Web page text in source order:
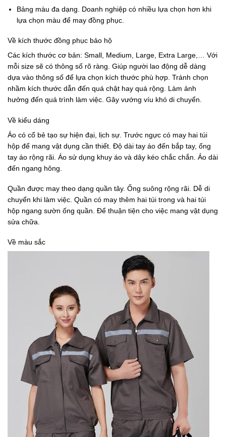
Bảng màu đa dạng. Doanh nghiệp có nhiều lựa chọn hơn khi
lựa chọn màu để may đồng phục.
Về kích thước đồng phục bảo hộ
Các kích thước cơ bản: Small, Medium, Large, Extra Large,… Với
mỗi size sẽ có thông số rõ ràng. Giúp người lao động dễ dàng
dựa vào thông số để lựa chọn kích thước phù hợp. Tránh chọn
nhầm kích thước dẫn đến quá chật hay quá rộng. Làm ảnh
hưởng đến quá trình làm việc. Gây vướng víu khó di chuyển.
Về kiểu dáng
Áo có cổ bẻ tạo sự hiện đại, lịch sự. Trước ngực có may hai túi
hộp để mang vật dụng cần thiết. Độ dài tay áo đến bắp tay, ống
tay áo rộng rãi. Áo sử dụng khuy áo và dây kéo chắc chắn. Áo dài
đến ngang hông.
Quần được may theo dạng quần tây. Ống suông rộng rãi. Dễ di
chuyển khi làm việc. Quần có may thêm hai túi trong và hai túi
hộp ngang sườn ống quần. Để thuận tiện cho việc mang vật dụng
sửa chữa.
Về màu sắc